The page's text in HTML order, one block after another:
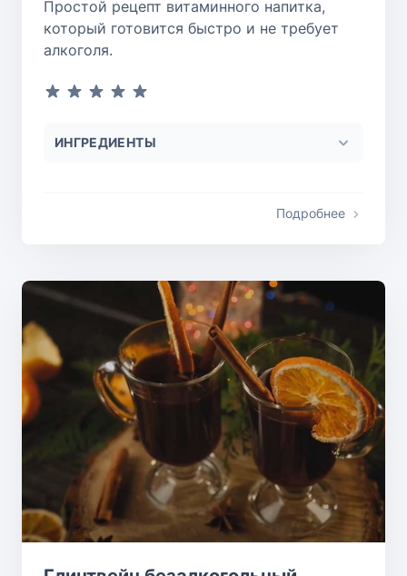
Простой рецепт витаминного напитка,
который готовится быстро и не требует
алкоголя.
ИНГРЕДИЕНТЫ
Подробнее